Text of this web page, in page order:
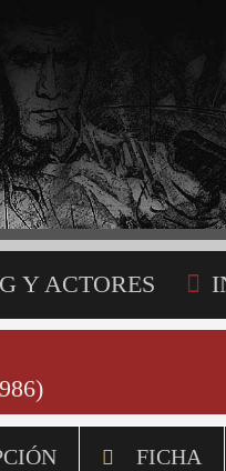
Y ACTORES
FICHA